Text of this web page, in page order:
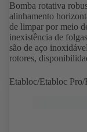
Bomba rotativa
alinhamento
de limpar por meio
inexistência de
são de aço
rotores,
Instalação como
normalizado.
EN 1935/2004.
Etabloc/Etabloc